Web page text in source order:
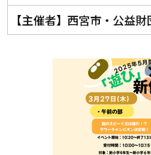
【主催者】西宮市・公益